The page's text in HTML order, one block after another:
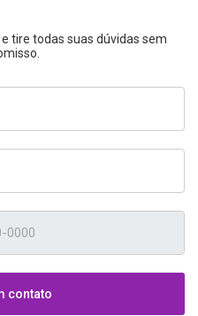
tire todas suas dúvidas sem
contato